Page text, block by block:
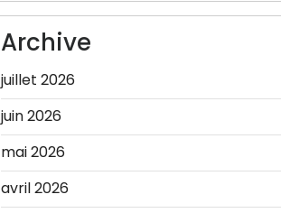
Archive
juillet 2026
juin 2026
mai 2026
avril 2026